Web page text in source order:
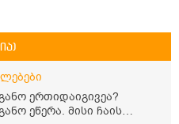
ერთიდაიგივეა?
ეწერა. მისი ჩაის